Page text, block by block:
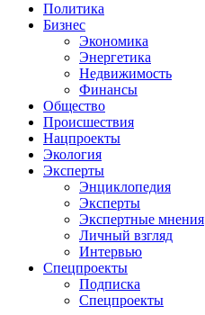
Политика
Бизнес
Экономика
Энергетика
Недвижимость
Финансы
Общество
Происшествия
Нацпроекты
Экология
Эксперты
Энциклопедия
Эксперты
Экспертные мнения
Личный взгляд
Интервью
Спецпроекты
Подписка
Спецпроекты